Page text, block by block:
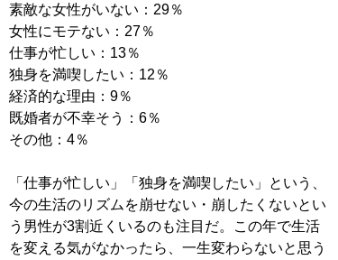
素敵な女性がいない：29％
女性にモテない：27％
仕事が忙しい：13％
独身を満喫したい：12％
経済的な理由：9％
既婚者が不幸そう：6％
その他：4％
「仕事が忙しい」「独身を満喫したい」という、
今の生活のリズムを崩せない・崩したくないとい
う男性が3割近くいるのも注目だ。この年で生活
を変える気がなかったら、一生変わらないと思う